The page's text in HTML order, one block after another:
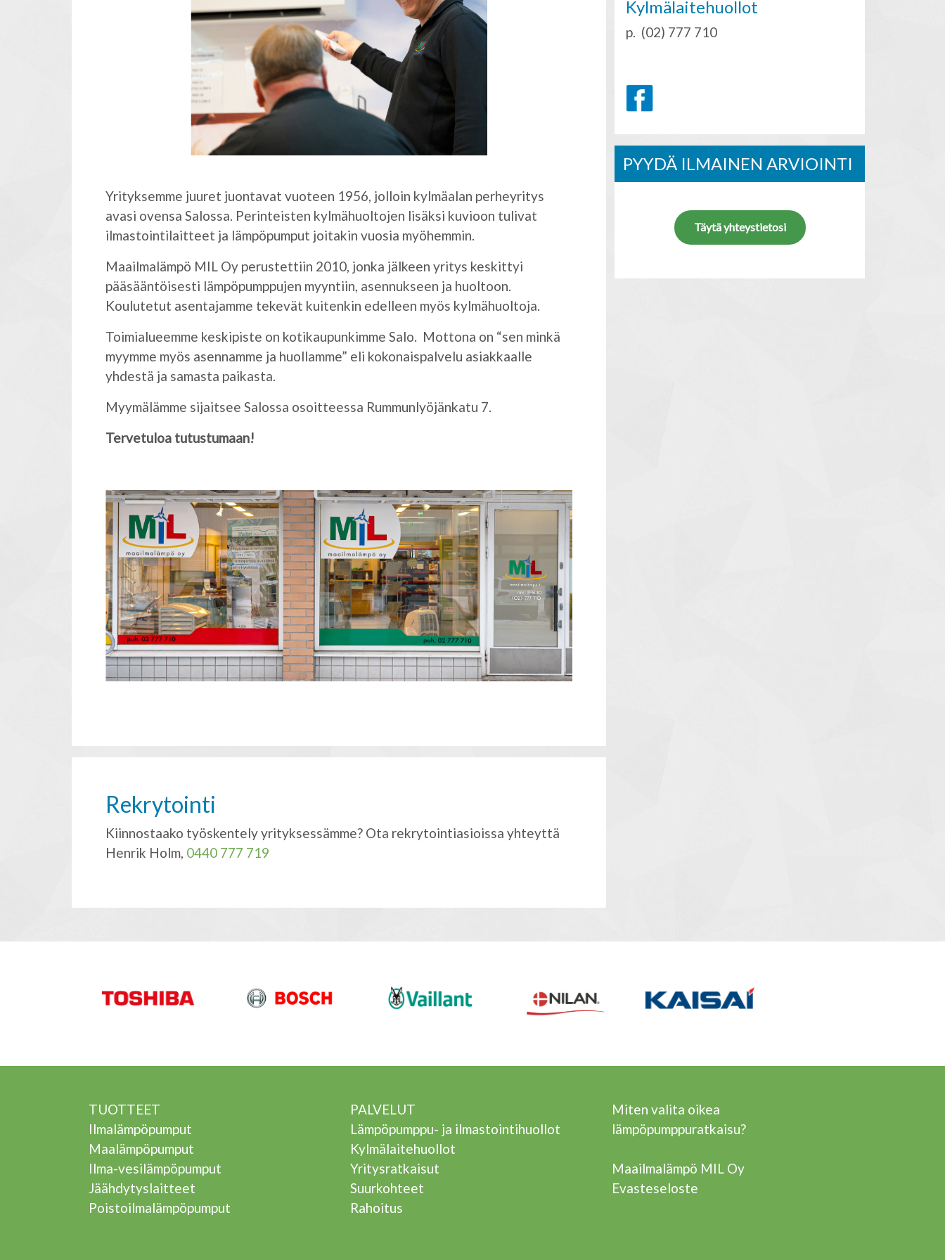
Yrityksemme juuret juontavat vuoteen 1956, jolloin kylmäalan perheyritys
avasi ovensa Salossa. Perinteisten kylmähuoltojen lisäksi kuvioon tulivat
ilmastointilaitteet ja lämpöpumput joitakin vuosia myöhemmin.
Maailmalämpö MIL Oy perustettiin 2010, jonka jälkeen yritys keskittyi
pääsääntöisesti lämpöpumppujen myyntiin, asennukseen ja huoltoon.
Koulutetut asentajamme tekevät kuitenkin edelleen myös kylmähuoltoja.
Toimialueemme keskipiste on kotikaupunkimme Salo. Mottona on “sen minkä
myymme myös asennamme ja huollamme” eli kokonaispalvelu asiakkaalle
yhdestä ja samasta paikasta.
Myymälämme sijaitsee Salossa osoitteessa Rummunlyöjänkatu 7.
Tervetuloa tutustumaan!
Rekrytointi
Kiinnostaako työskentely yrityksessämme? Ota rekrytointiasioissa yhteyttä
Henrik Holm, 0440 777 719
Kylmälaitehuollot
p. (02) 777 710
PYYDÄ ILMAINEN ARVIOINTI
Täytä yhteystietosi
TUOTTEET
Ilmalämpöpumput
Maalämpöpumput
Ilma-vesilämpöpumput
Jäähdytyslaitteet
Poistoilmalämpöpumput
PALVELUT
Lämpöpumppu- ja ilmastointihuollot
Kylmälaitehuollot
Yritysratkaisut
Suurkohteet
Rahoitus
Miten valita oikea
lämpöpumppuratkaisu?
Maailmalämpö MIL Oy
Evasteseloste